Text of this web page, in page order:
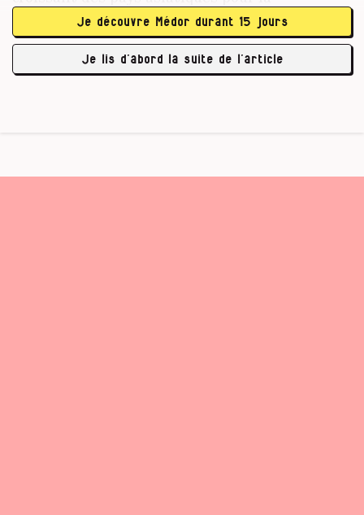
colombophilie. L’arrivée de milliers de
nouveaux aficionados sur le marché du pigeon
de course change la donne.« Il y a toujours eu de
l’argent dans ce sport, mais …
Je découvre Médor durant 15 jours
Je lis d’abord la suite de l’article